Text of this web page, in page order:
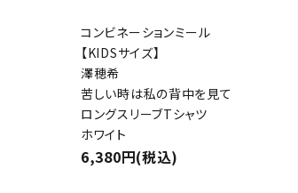
コンビネーションミール
【KIDSサイズ】
澤穂希
苦しい時は私の背中を見て
ロングスリーブTシャツ
ホワイト
6,380円(税込)